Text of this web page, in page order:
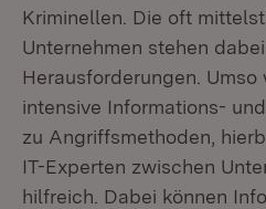
Kriminellen. Die oft
Unternehmen stehen
Herausforderungen.
intensive Informations-
zu Angriffsmethoden,
IT-Experten zwischen
hilfreich. Dabei können